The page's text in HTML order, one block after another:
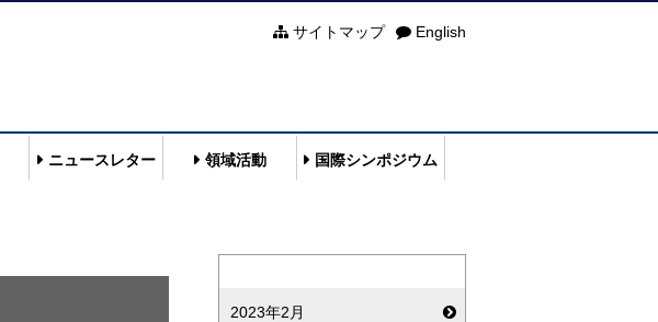
English
サイトマップ
ニュースレター 領域活動 国際シンポジウム
2023年2月